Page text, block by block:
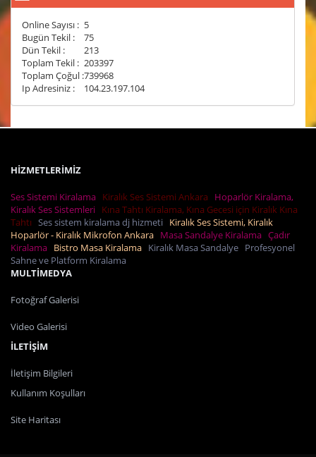
Online Sayısı : 5
Bugün Tekil :
75
Dün Tekil :
213
Toplam Tekil : 203397
Toplam Çoğul :739968
Ip Adresiniz :
104.23.197.104
HİZMETLERİMİZ
Ses Sistemi Kiralama Kiralık Ses Sistemi Ankara
Hoparlör Kiralama,
Kiralık Ses Sistemleri Kına Tahtı Kiralama, Kına Gecesi için Kiralık Kına
Tahtı Ses sistem kiralama dj hizmeti Kiralık Ses Sistemi, Kiralık
Hoparlör - Kiralık Mikrofon Ankara Masa Sandalye Kiralama Çadır
Kiralama Bistro Masa Kiralama Kiralık Masa Sandalye Profesyonel
Sahne ve Platform Kiralama
MULTİMEDYA
Fotoğraf Galerisi
Video Galerisi
İLETİŞİM
İletişim Bilgileri
Kullanım Koşulları
Site Haritası